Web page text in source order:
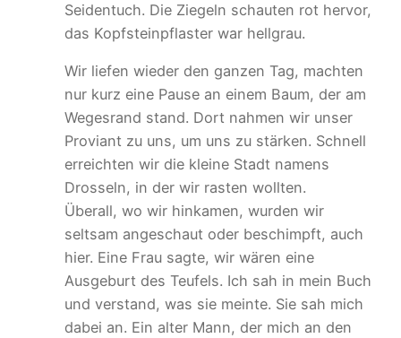
Seidentuch. Die Ziegeln schauten rot hervor,
das Kopfsteinpflaster war hellgrau.
Wir liefen wieder den ganzen Tag, machten
nur kurz eine Pause an einem Baum, der am
Wegesrand stand. Dort nahmen wir unser
Proviant zu uns, um uns zu stärken. Schnell
erreichten wir die kleine Stadt namens
Drosseln, in der wir rasten wollten.
Überall, wo wir hinkamen, wurden wir
seltsam angeschaut oder beschimpft, auch
hier. Eine Frau sagte, wir wären eine
Ausgeburt des Teufels. Ich sah in mein Buch
und verstand, was sie meinte. Sie sah mich
dabei an. Ein alter Mann, der mich an den